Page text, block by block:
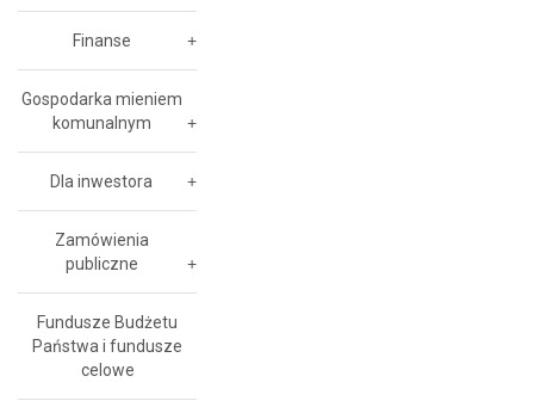
Finanse
Gospodarka mieniem
komunalnym
Dla inwestora
Zamówienia
publiczne
Fundusze Budżetu
Państwa i fundusze
celowe